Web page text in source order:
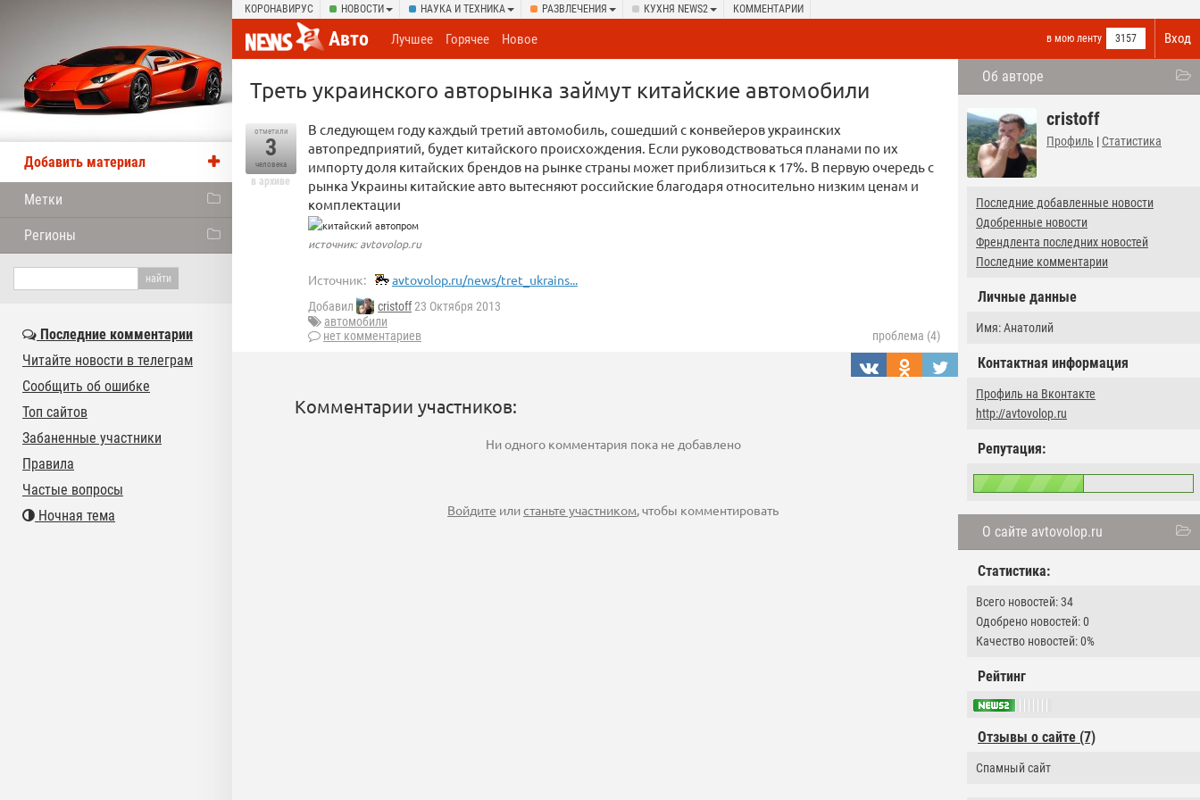
КОРОНАВИРУС НОВОСТИ НАУКА И ТЕХНИКА РАЗВЛЕЧЕНИЯ КУХНЯ NEWS2 КОММЕНТАРИИ
Вход
Авто в мою ленту 3157
Лучшее Горячее Новое
Об авторе
cristoff
Профиль | Статистика
Последние добавленные новости
Одобренные новости
Френдлента последних новостей
Последние комментарии
Личные данные
Имя: Анатолий
Контактная информация
Профиль на Вконтакте
http://avtovolop.ru
Репутация:
О сайте avtovolop.ru
Статистика:
Всего новостей: 34
Одобрено новостей: 0
Качество новостей: 0%
Рейтинг
Отзывы о сайте (7)
Спамный сайт
Треть украинского авторынка займут китайские автомобили
отметили
3
человека
в архиве
В следующем году каждый третий автомобиль, сошедший с конвейеров украинских
автопредприятий, будет китайского происхождения. Если руководствоваться планами по их
импорту доля китайских брендов на рынке страны может приблизиться к 17%. В первую очередь с
рынка Украины китайские авто вытесняют российские благодаря относительно низким ценам и
комплектации
источник: avtovolop.ru
Источник: avtovolop.ru/news/tret_ukrains...
Добавил cristoff23 Октября 2013
автомобили
нет комментариев
проблема (4)
Комментарии участников:
Ни одного комментария пока не добавлено
Войдите илистаньте участником, чтобы комментировать
Добавить материал
Метки
Регионы
Последние комментарии
Читайте новости в телеграм
Сообщить об ошибке
Топ сайтов
Забаненные участники
Правила
Частые вопросы
Ночная тема